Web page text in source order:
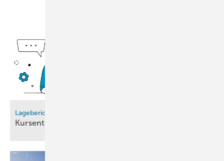
Lagebericht Wasserstoffhochlauf
Kursentscheidung für den